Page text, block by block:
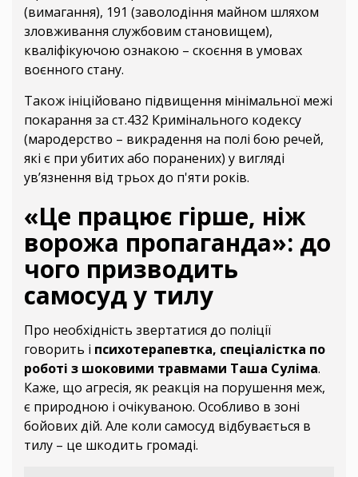
(вимагання), 191 (заволодіння майном шляхом
зловживання службовим становищем),
кваліфікуючою ознакою – скоєння в умовах
воєнного стану.
Також ініційовано підвищення мінімальної межі
покарання за ст.432 Кримінального кодексу
(мародерство – викрадення на полі бою речей,
які є при убитих або поранених) у вигляді
ув’язнення від трьох до п'яти років.
«Це працює гірше, ніж
ворожа пропаганда»: до
чого призводить
самосуд у тилу
Про необхідність звертатися до поліції
говорить і психотерапевтка, спеціалістка по
роботі з шоковими травмами Таша Суліма.
Каже, що агресія, як реакція на порушення меж,
є природною і очікуваною. Особливо в зоні
бойових дій. Але коли самосуд відбувається в
тилу – це шкодить громаді.